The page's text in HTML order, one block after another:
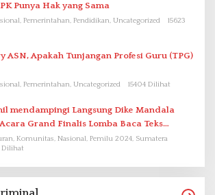
Punya Hak yang Sama
Pemerintahan, Pendidikan, Uncategorized
15623
ASN, Apakah Tunjangan Profesi Guru (TPG)
Pemerintahan, Uncategorized 15404 Dilihat
Grand Finalis Lomba Baca Teks
Bung Karno di Bali
Komunitas, Nasional, Pemilu 2024, Sumatera
Dilihat